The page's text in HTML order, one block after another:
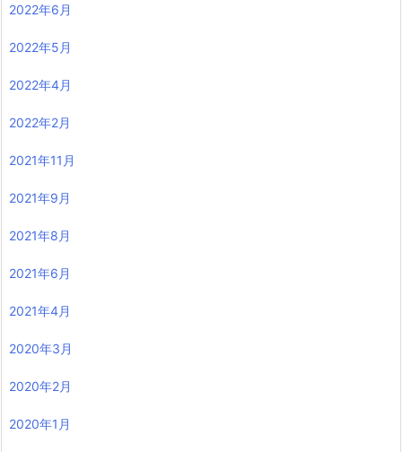
2022年6月
2022年5月
2022年4月
2022年2月
2021年11月
2021年9月
2021年8月
2021年6月
2021年4月
2020年3月
2020年2月
2020年1月